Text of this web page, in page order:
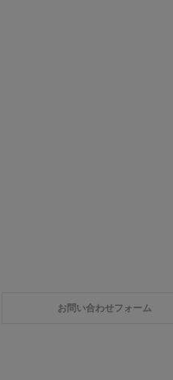
お問い合わせフォーム